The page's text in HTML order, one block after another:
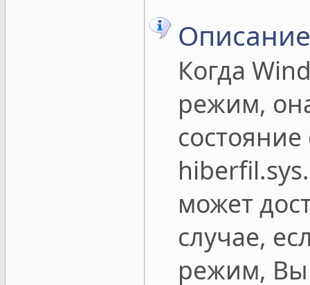
Когда
режим,
может
случае,
режим, Вы